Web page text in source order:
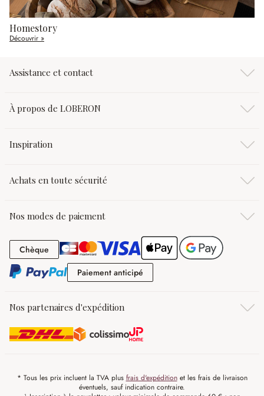
Homestory
Découvrir »
Assistance et contact
À propos de LOBERON
Inspiration
Achats en toute sécurité
Nos modes de paiement
Chèque Chèque
Paiement anticipé
Nos partenaires d'expédition
* Tous les prix incluent la TVA plus frais d'expéditionet les frais de livraison
éventuels, sauf indication contraire.